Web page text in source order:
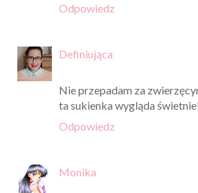
Odpowiedz
Definiująca
Nie przepadam za
ta sukienka wygląda
Odpowiedz
Monika